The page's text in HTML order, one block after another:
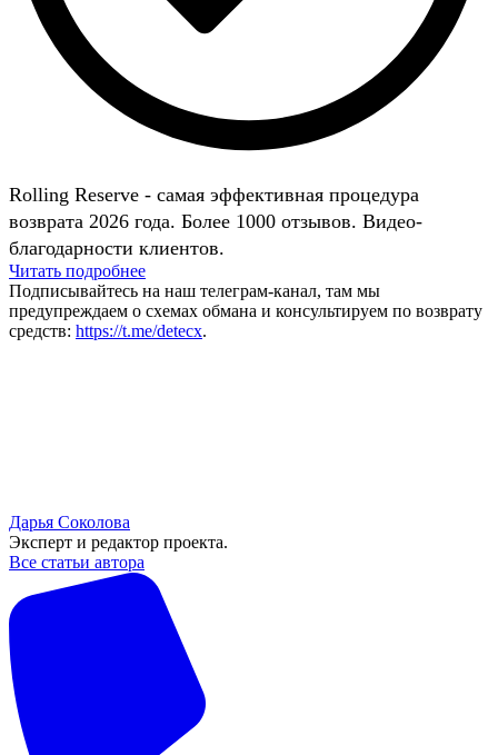
Rolling Reserve - самая эффективная процедура
возврата 2026 года. Более 1000 отзывов. Видео-
благодарности клиентов.
Читать подробнее
Подписывайтесь на наш телеграм-канал, там мы
предупреждаем о схемах обмана и консультируем по возврату
средств: https://t.me/detecx.
Дарья Соколова
Эксперт и редактор проекта.
Все статьи автора